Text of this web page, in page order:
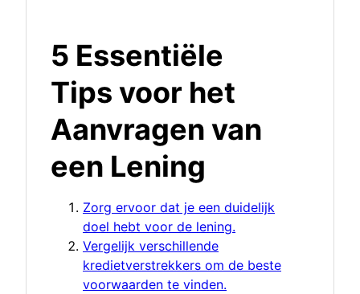
5 Essentiële
Tips voor het
Aanvragen van
een Lening
Zorg ervoor dat je een duidelijk
doel hebt voor de lening.
Vergelijk verschillende
kredietverstrekkers om de beste
voorwaarden te vinden.